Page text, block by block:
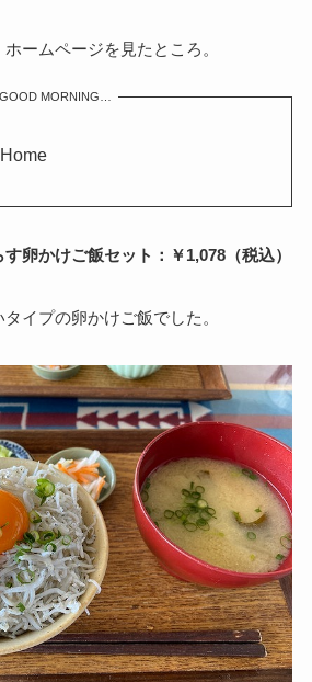
ームページを見たところ。
MORNING…
Home
す卵かけご飯セット：￥1,078（税込）
イプの卵かけご飯でした。